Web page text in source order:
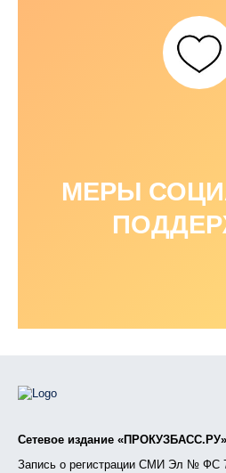
МЕРЫ
Сетевое издание «ПРОКУЗБАСС.РУ»
Запись о регистрации СМИ Эл № ФС